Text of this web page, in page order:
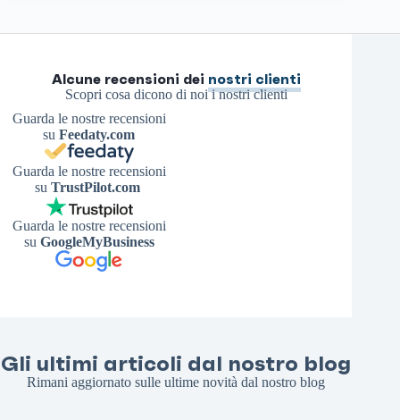
Alcune recensioni dei nostri clienti
Scopri cosa dicono di noi i nostri clienti
Guarda le nostre recensioni
suFeedaty.com
Guarda le nostre recensioni
su TrustPilot.com
Guarda le nostre recensioni
su GoogleMyBusiness
Gli ultimi articoli dal nostro blog
Rimani aggiornato sulle ultime novità dal nostro blog